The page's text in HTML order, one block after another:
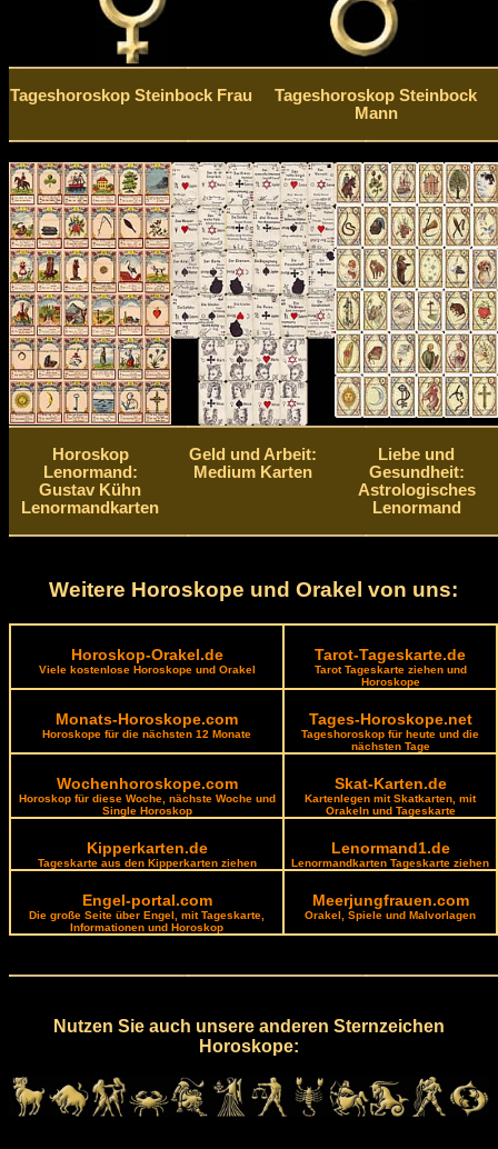
Tageshoroskop Steinbock Frau
Tageshoroskop Steinbock
Mann
Horoskop
Lenormand:
Gustav Kühn
Lenormandkarten
Geld und Arbeit:
Medium Karten
Liebe und
Gesundheit:
Astrologisches
Lenormand
Weitere Horoskope und Orakel von uns:
Horoskop-Orakel.de
Viele kostenlose Horoskope und Orakel
Tarot-Tageskarte.de
Tarot Tageskarte ziehen und
Horoskope
Monats-Horoskope.com
Horoskope für die nächsten 12 Monate
Tages-Horoskope.net
Tageshoroskop für heute und die
nächsten Tage
Wochenhoroskope.com
Horoskop für diese Woche, nächste Woche und
Single Horoskop
Skat-Karten.de
Kartenlegen mit Skatkarten, mit
Orakeln und Tageskarte
Kipperkarten.de
Tageskarte aus den Kipperkarten ziehen
Lenormand1.de
Lenormandkarten Tageskarte ziehen
Engel-portal.com
Die große Seite über Engel, mit Tageskarte,
Informationen und Horoskop
Meerjungfrauen.com
Orakel, Spiele und Malvorlagen
Nutzen Sie auch unsere anderen Sternzeichen
Horoskope: